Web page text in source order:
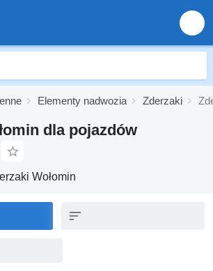
Elementy nadwozia Zderzaki
dla pojazdów
Wołomin